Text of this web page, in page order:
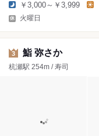
￥3,000～￥3,999
火曜日
3 鮨 弥さか
杭瀬駅 254m / 寿司